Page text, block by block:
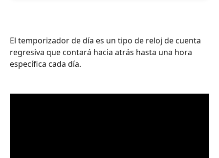
El temporizador de día es un tipo de reloj de cuenta
regresiva que contará hacia atrás hasta una hora
específica cada día.